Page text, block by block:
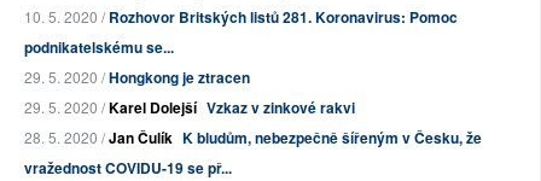
10. 5. 2020 /Rozhovor Britských listů 281. Koronavirus: Pomoc
podnikatelskému se...
29. 5. 2020 /Hongkong je ztracen
29. 5. 2020 /Karel Dolejší Vzkaz v zinkové rakvi
28. 5. 2020 /Jan Čulík K bludům, nebezpečně šířeným v Česku, že
vražednost COVIDU-19 se př...